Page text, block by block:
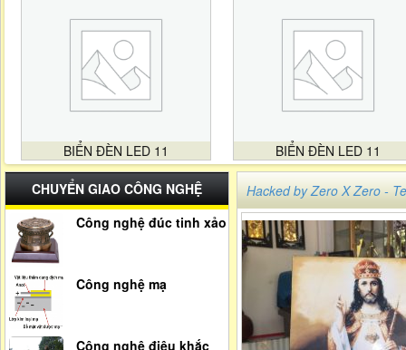
BIỂN ĐÈN LED 11 BIỂN ĐÈN LED 11
CHUYỂN GIAO CÔNG NGHỆ
Công nghệ đúc tinh xảo
Công nghệ mạ
Công nghệ điêu khắc
Hacked by Zero X Zero -